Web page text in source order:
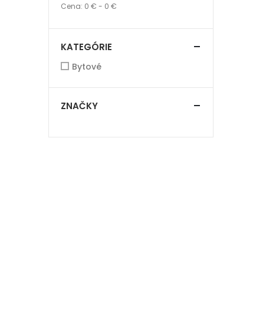
Cena: 0 € - 0 €
KATEGÓRIE
Bytové
ZNAČKY